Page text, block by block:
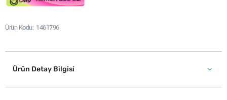
Ürün Kodu 1461796
Ürün Detay Bilgisi